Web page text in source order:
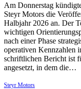
Am Donnerstag
Steyr Motors die
Halbjahr 2026 an. Der
wichtigen
nach einer Phase
operativen Kennzahlen
schriftlichen Bericht ist
angesetzt, in dem die…
Steyr Motors